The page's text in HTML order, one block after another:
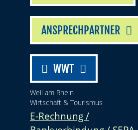
ANSPRECHPARTNER
WWT
Weil am Rhein
Wirtschaft & Tourismus
E-Rechnung /